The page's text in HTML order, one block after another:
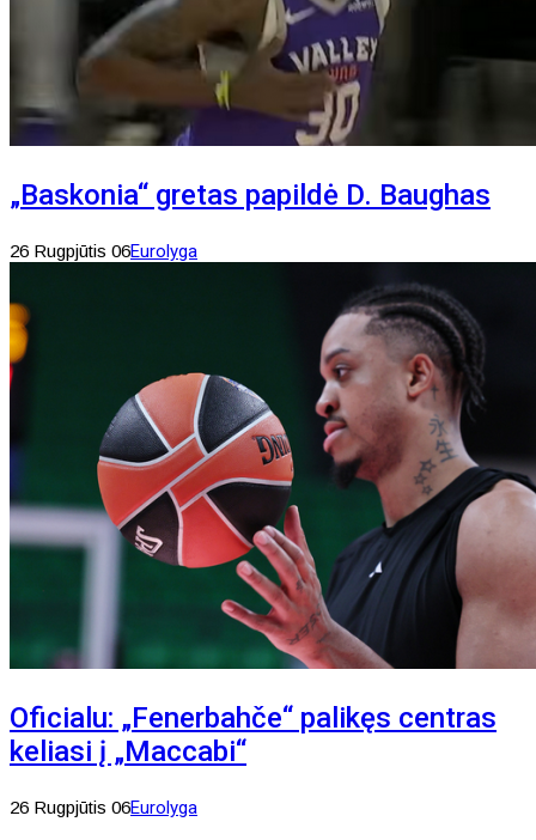
„Baskonia“ gretas papildė D. Baughas
26 Rugpjūtis 06Eurolyga
Oficialu: „Fenerbahče“ palikęs centras
keliasi į „Maccabi“
26 Rugpjūtis 06Eurolyga